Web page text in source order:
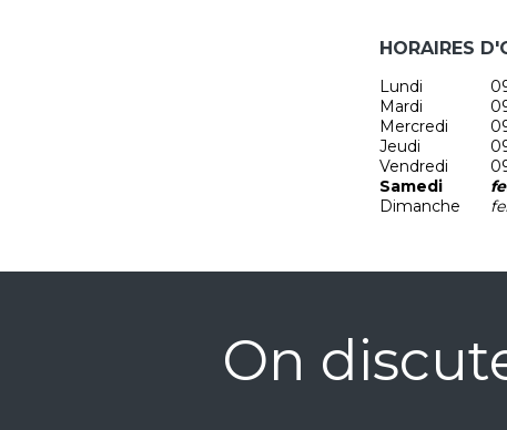
HORAIRES
Lundi
Mardi
Mercredi
Jeudi
Vendredi
Samedi
Dimanche
On